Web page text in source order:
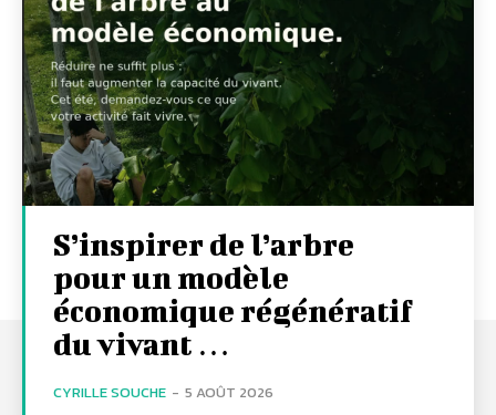
S’inspirer de l’arbre
pour un modèle
économique régénératif
du vivant …
CYRILLE SOUCHE - 5 AOÛT 2026